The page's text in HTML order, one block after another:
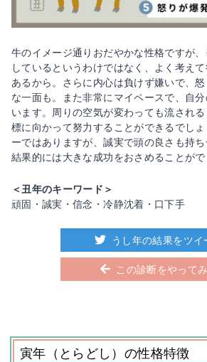
牛のイメージ通りおだやかな性格ですが
しているというわけではなく、よく考え
あるから。さらに内心は負けず嫌いで、
な一面も。また非常にマイペースで、自
います。周りの空気が変わっても流され
標に向かって努力することができるでし
ーではありますが、誠実で頭の良さも持ち
結果的には大きな成功をおさめることがで
＜丑年のキーワード＞
頑固・誠実・信念・冷静沈着・口下手
うし年の結果をツイ
この診断をやって
寅年（とらどし）の性格特徴